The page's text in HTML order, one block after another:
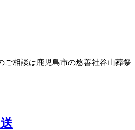
ご相談は鹿児島市の悠善社谷山葬祭